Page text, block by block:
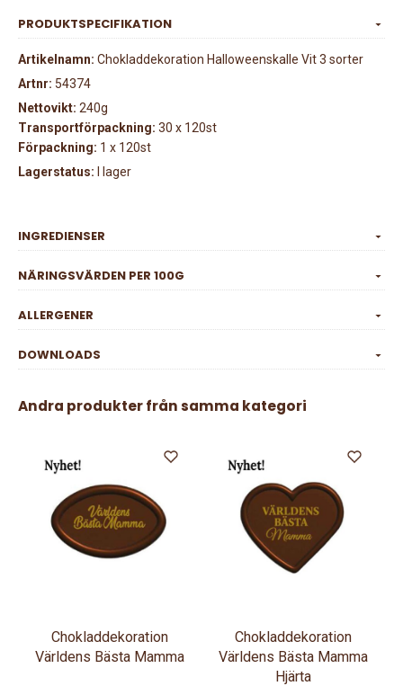
PRODUKTSPECIFIKATION
Artikelnamn: Chokladdekoration Halloweenskalle Vit 3 sorter
Artnr: 54374
Nettovikt: 240g
Transportförpackning: 30 x 120st
Förpackning: 1 x 120st
Lagerstatus: I lager
INGREDIENSER
NÄRINGSVÄRDEN PER 100G
ALLERGENER
DOWNLOADS
Andra produkter från samma kategori
Chokladdekoration
Världens Bästa Mamma
Chokladdekoration
Världens Bästa Mamma
Hjärta